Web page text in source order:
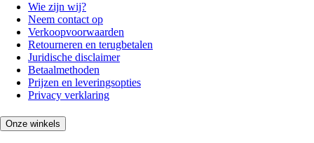
Wie zijn wij?
Neem contact op
Verkoopvoorwaarden
Retourneren en terugbetalen
Juridische disclaimer
Betaalmethoden
Prijzen en leveringsopties
Privacy verklaring
Onze winkels